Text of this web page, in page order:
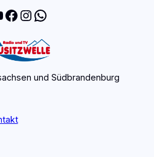
Facebook
Instagram
WhatsApp
und Südbrandenburg